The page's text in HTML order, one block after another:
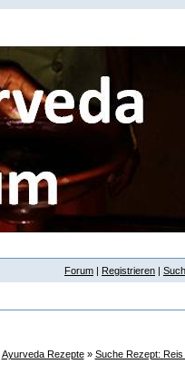
Forum | Registrieren |
Ayurveda Rezepte» Suche Rezept: